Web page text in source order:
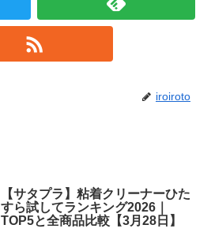
iroiroto
【サタプラ】粘着クリーナーひた
すら試してランキング2026｜
TOP5と全商品比較【3月28日】